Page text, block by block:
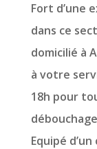
Fort d’une
dans ce
domicilié à
à votre
18h pour
Equipé